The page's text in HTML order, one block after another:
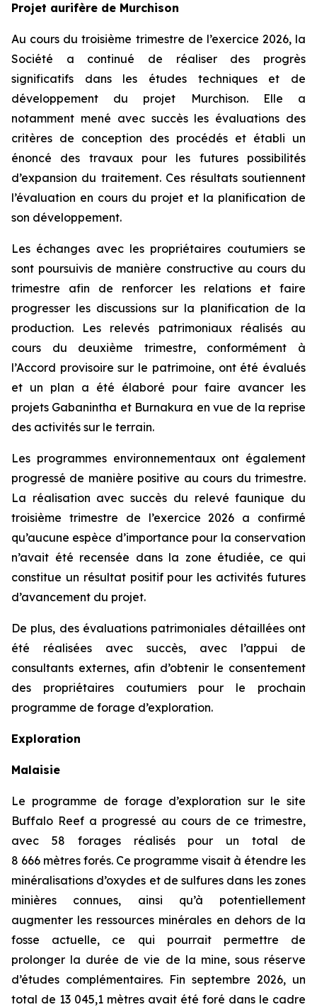
Projet aurifère de Murchison
Au cours du troisième trimestre de l’exercice 2026, la
Société a continué de réaliser des progrès
significatifs dans les études techniques et de
développement du projet Murchison. Elle a
notamment mené avec succès les évaluations des
critères de conception des procédés et établi un
énoncé des travaux pour les futures possibilités
d’expansion du traitement. Ces résultats soutiennent
l’évaluation en cours du projet et la planification de
son développement.
Les échanges avec les propriétaires coutumiers se
sont poursuivis de manière constructive au cours du
trimestre afin de renforcer les relations et faire
progresser les discussions sur la planification de la
production. Les relevés patrimoniaux réalisés au
cours du deuxième trimestre, conformément à
l’Accord provisoire sur le patrimoine, ont été évalués
et un plan a été élaboré pour faire avancer les
projets Gabanintha et Burnakura en vue de la reprise
des activités sur le terrain.
Les programmes environnementaux ont également
progressé de manière positive au cours du trimestre.
La réalisation avec succès du relevé faunique du
troisième trimestre de l’exercice 2026 a confirmé
qu’aucune espèce d’importance pour la conservation
n’avait été recensée dans la zone étudiée, ce qui
constitue un résultat positif pour les activités futures
d’avancement du projet.
De plus, des évaluations patrimoniales détaillées ont
été réalisées avec succès, avec l’appui de
consultants externes, afin d’obtenir le consentement
des propriétaires coutumiers pour le prochain
programme de forage d’exploration.
Exploration
Malaisie
Le programme de forage d’exploration sur le site
Buffalo Reef a progressé au cours de ce trimestre,
avec 58 forages réalisés pour un total de
8 666 mètres forés. Ce programme visait à étendre les
minéralisations d’oxydes et de sulfures dans les zones
minières connues, ainsi qu’à potentiellement
augmenter les ressources minérales en dehors de la
fosse actuelle, ce qui pourrait permettre de
prolonger la durée de vie de la mine, sous réserve
d’études complémentaires. Fin septembre 2026, un
total de 13 045,1 mètres avait été foré dans le cadre